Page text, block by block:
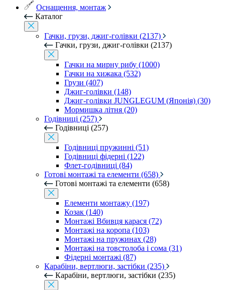
Оснащення, монтаж
Каталог
Гачки, грузи, джиг-голівки (2137)
Гачки, грузи, джиг-голівки (2137)
Гачки на мирну рибу (1000)
Гачки на хижака (532)
Грузи (407)
Джиг-голівки (148)
Джиг-голівки JUNGLEGUM (Японія) (30)
Мормишка літня (20)
Годівниці (257)
Годівниці (257)
Годівниці пружинні (51)
Годівниці фідерні (122)
Флет-годівниці (84)
Готові монтажі та елементи (658)
Готові монтажі та елементи (658)
Елементи монтажу (197)
Козак (140)
Монтажі Вбивця карася (72)
Монтажі на коропа (103)
Монтажі на пружинах (28)
Монтажі на товстолоба і сома (31)
Фідерні монтажі (87)
Карабіни, вертлюги, застібки (235)
Карабіни, вертлюги, застібки (235)